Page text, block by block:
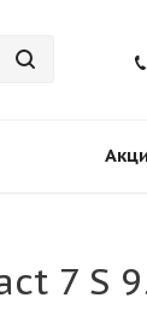
7 S